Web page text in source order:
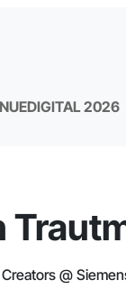
NUEDIGITAL 2026
@